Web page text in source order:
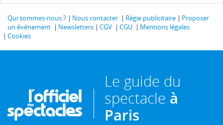
Qui sommes-nous ? Nous contacter Régie publicitaire
Proposer
un événement
Newsletters CGV CGU
Mentions légales
Cookies
Le guide du
spectacle à
Paris